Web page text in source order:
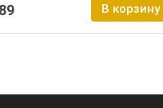
В корзину